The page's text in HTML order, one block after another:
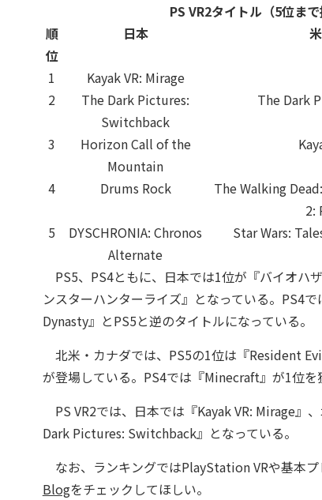
PS VR2タイトル（5位まで
順
位
日本
1 Kayak VR: Mirage
2
The Dark Pictures:
Switchback
The Dark
3
Horizon Call of the
Mountain
4 Drums Rock
The Walking
2:
5
DYSCHRONIA: Chronos
Alternate
Star Wars:
PS5、PS4ともに、日本では1位が『バイオハ
ンスターハンターライズ』となっている。PS4
Dynasty』とPS5と逆のタイトルになっている。
北米・カナダでは、PS5の1位は『Resident
が登場している。PS4では『Minecraft』が1位
PS VR2では、日本では『Kayak VR: Mirage』
Dark Pictures: Switchback』となっている。
なお、ランキングではPlayStation VRや基本
Blogをチェックしてほしい。